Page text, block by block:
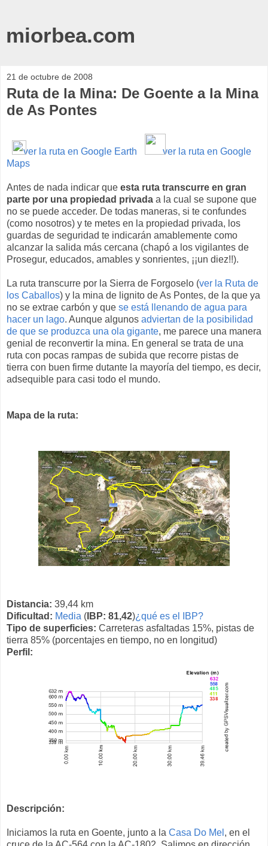
miorbea.com
21 de octubre de 2008
Ruta de la Mina: De Goente a la Mina
de As Pontes
ver la ruta en Google Earth
ver la ruta en Google
Maps
Antes de nada indicar que esta ruta transcurre en gran
parte por una propiedad privada a la cual se supone que
no se puede acceder. De todas maneras, si te confundes
(como nosotros) y te metes en la propiedad privada, los
guardas de seguridad te indicarán amablemente como
alcanzar la salida más cercana (chapó a los vigilantes de
Prosegur, educados, amables y sonrientes, ¡¡un diez!!).
La ruta transcurre por la Sierra de Forgoselo (ver la Ruta de
los Caballos) y la mina de lignito de As Pontes, de la que ya
no se extrae carbón y que se está llenando de agua para
hacer un lago. Aunque algunos adviertan de la posibilidad
de que se produzca una ola gigante, me parece una manera
genial de reconvertir la mina. En general se trata de una
ruta con pocas rampas de subida que recorre pistas de
tierra con buen firme dutante la mayoría del tiempo, es decir,
adsequible para casi todo el mundo.
Mapa de la ruta:
Distancia: 39,44 km
Dificultad: Media ( IBP: 81,42)¿qué es el IBP?
Tipo de superficies: Carreteras asfaltadas 15%, pistas de
tierra 85% (porcentajes en tiempo, no en longitud)
Perfil:
Descripción:
Iniciamos la ruta en Goente, junto a la Casa Do Mel , en el